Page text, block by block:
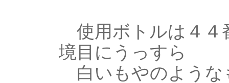
使用ボトルは４４
境目にうっすら
白いもやのような